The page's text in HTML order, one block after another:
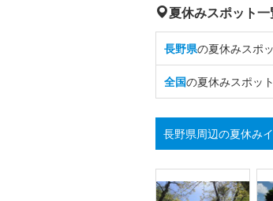
夏休みスポット
長野県の夏休みスポ
全国の夏休みスポッ
長野県周辺の夏休み